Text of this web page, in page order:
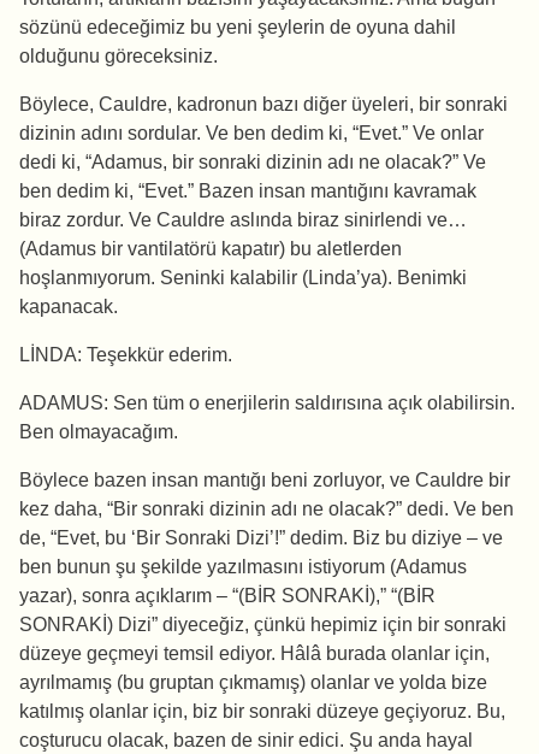
sözünü edeceğimiz bu yeni şeylerin de oyuna dahil
olduğunu göreceksiniz.
Böylece, Cauldre, kadronun bazı diğer üyeleri, bir sonraki
dizinin adını sordular. Ve ben dedim ki, “Evet.” Ve onlar
dedi ki, “Adamus, bir sonraki dizinin adı ne olacak?” Ve
ben dedim ki, “Evet.” Bazen insan mantığını kavramak
biraz zordur. Ve Cauldre aslında biraz sinirlendi ve…
(Adamus bir vantilatörü kapatır) bu aletlerden
hoşlanmıyorum. Seninki kalabilir (Linda’ya). Benimki
kapanacak.
LİNDA: Teşekkür ederim.
ADAMUS: Sen tüm o enerjilerin saldırısına açık olabilirsin.
Ben olmayacağım.
Böylece bazen insan mantığı beni zorluyor, ve Cauldre bir
kez daha, “Bir sonraki dizinin adı ne olacak?” dedi. Ve ben
de, “Evet, bu ‘Bir Sonraki Dizi’!” dedim. Biz bu diziye – ve
ben bunun şu şekilde yazılmasını istiyorum (Adamus
yazar), sonra açıklarım – “(BİR SONRAKİ),” “(BİR
SONRAKİ) Dizi” diyeceğiz, çünkü hepimiz için bir sonraki
düzeye geçmeyi temsil ediyor. Hâlâ burada olanlar için,
ayrılmamış (bu gruptan çıkmamış) olanlar ve yolda bize
katılmış olanlar için, biz bir sonraki düzeye geçiyoruz. Bu,
coşturucu olacak, bazen de sinir edici. Şu anda hayal